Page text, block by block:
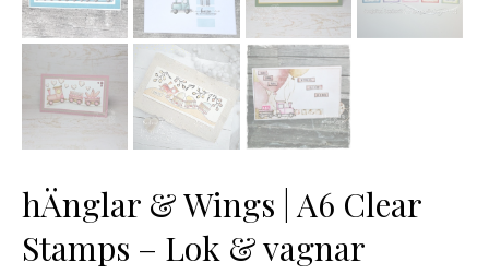
hÄnglar & Wings | A6 Clear
Stamps – Lok & vagnar